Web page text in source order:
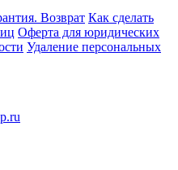
Возврат Как сделать
Оферта для юридических
Удаление персональных